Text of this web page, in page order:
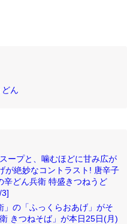
ん
ープと、噛むほどに甘み広が
が絶妙なコントラスト! 唐辛子
辛どん兵衛 特盛きつねうど
の「ふっくらおあげ」がそ
きつねそば」が本日25日(月)